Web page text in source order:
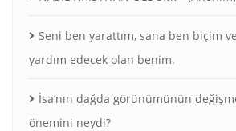
Seni ben yarattım, sana ben biçim
yardım edecek olan benim.
İsa’nın dağda görünümünün
önemini neydi?